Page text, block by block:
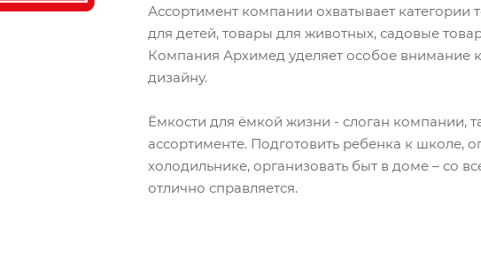
Ассортимент компании охватывает категории
для детей, товары для животных, садовые
Компания Архимед уделяет особое внимание
дизайну.
Ёмкости для ёмкой жизни - слоган компании,
ассортименте. Подготовить ребенка к школе,
холодильнике, организовать быт в доме – со
отлично справляется.